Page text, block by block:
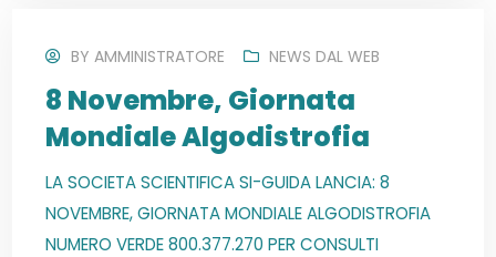
BYAMMINISTRATORE NEWS DAL WEB
8 Novembre, Giornata
Mondiale Algodistrofia
LA SOCIETA SCIENTIFICA SI-GUIDA LANCIA: 8
NOVEMBRE, GIORNATA MONDIALE ALGODISTROFIA
NUMERO VERDE 800.377.270 PER CONSULTI